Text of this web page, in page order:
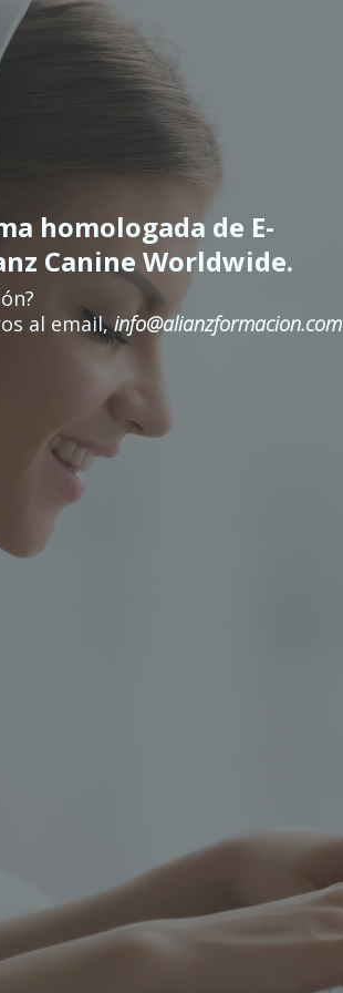
homologada de E-
Canine Worldwide.
al email,info@alianzformacion.com